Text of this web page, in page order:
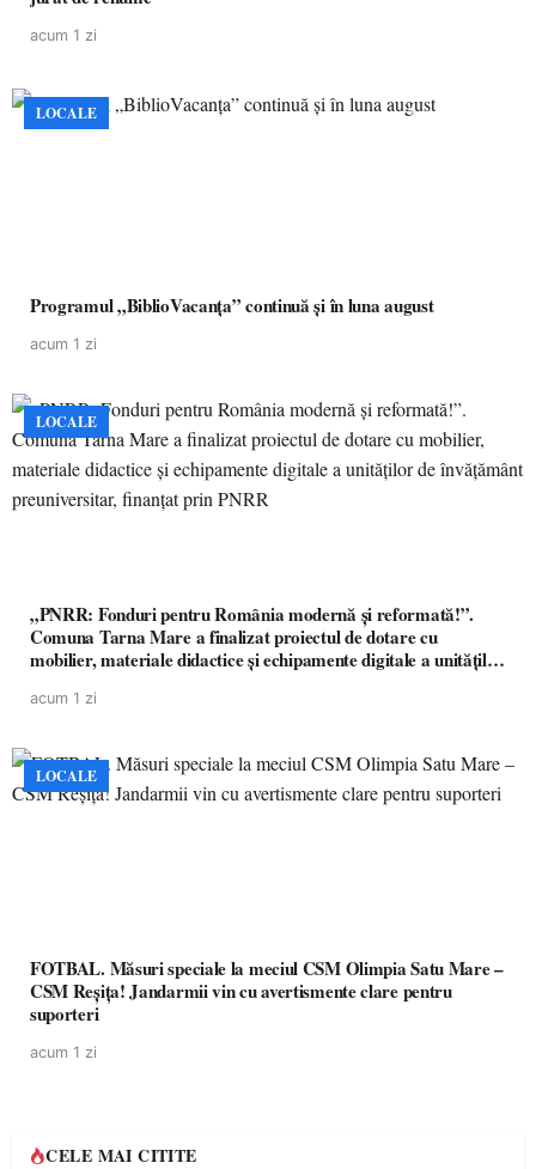
acum 1 zi
LOCALE
Programul „BiblioVacanța” continuă și în luna august
acum 1 zi
LOCALE
„PNRR: Fonduri pentru România modernă și reformată!”.
Comuna Tarna Mare a finalizat proiectul de dotare cu
mobilier, materiale didactice și echipamente digitale a unităților
acum 1 zi
LOCALE
FOTBAL. Măsuri speciale la meciul CSM Olimpia Satu Mare –
CSM Reșița! Jandarmii vin cu avertismente clare pentru
suporteri
acum 1 zi
CELE MAI CITITE